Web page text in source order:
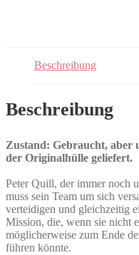
Beschreibung
Beschreibung
Zustand: Gebraucht, aber
der Originalhülle geliefert.
Peter Quill, der immer noch
muss sein Team um sich
verteidigen und gleichzeitig
Mission, die, wenn sie nicht
möglicherweise zum Ende
führen könnte.